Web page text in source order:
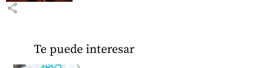
share
Te puede interesar